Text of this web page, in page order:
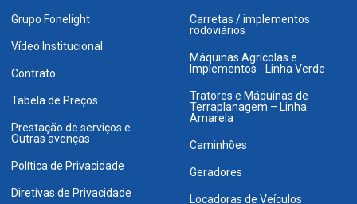
Grupo Fonelight
Vídeo Institucional
Contrato
Tabela de Preços
Prestação de serviços e
Outras avenças
Política de Privacidade
Diretivas de Privacidade
Carretas / implementos
rodoviários
Máquinas Agrícolas e
Implementos - Linha Verde
Tratores e Máquinas de
Terraplanagem – Linha
Amarela
Caminhões
Geradores
Locadoras de Veículos